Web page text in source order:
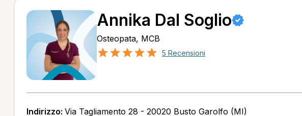
Annika Dal Soglio
Osteopata, MCB
5 Recensioni
Indirizzo: Via Tagliamento 28 - 20020 Busto Garolfo (MI)